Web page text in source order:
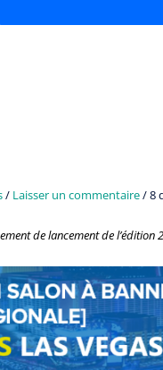
/ Laisser un commentaire/8
de lancement de